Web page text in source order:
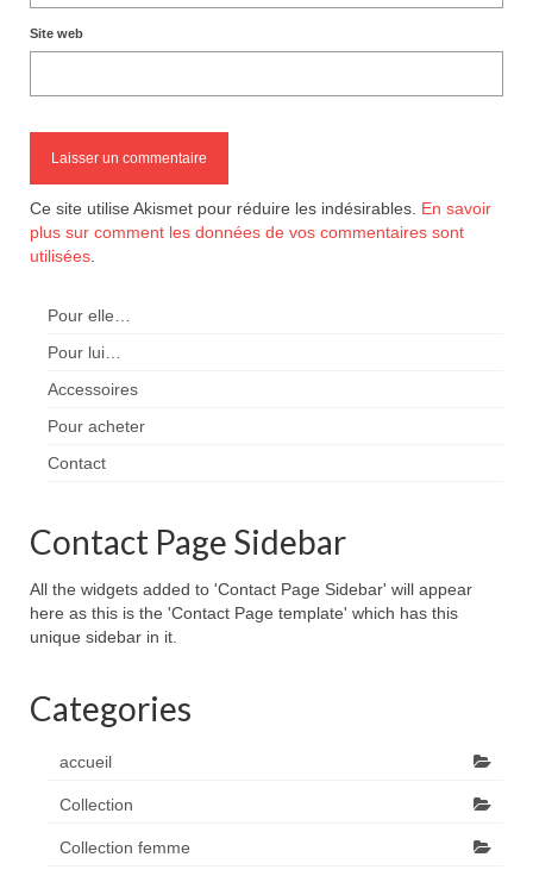
Site web
Ce site utilise Akismet pour réduire les indésirables. En savoir
plus sur comment les données de vos commentaires sont
utilisées
Pour elle…
Pour lui…
Accessoires
Pour acheter
Contact
Contact Page Sidebar
All the widgets added to 'Contact Page Sidebar' will appear
here as this is the 'Contact Page template' which has this
unique sidebar in it.
Categories
accueil
Collection
Collection femme